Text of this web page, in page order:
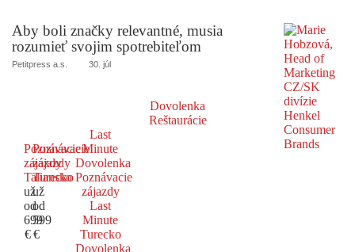
Aby boli značky relevantné, musia
rozumieť svojim spotrebiteľom
Petitpress a.s. 30. júl
Dovolenka
Reštaurácie
Poznávacie
zájazdy
Taliansko
už
od
699
€
Poznávacie
zájazdy
Turecko
už
od
599
€
Last
Minute
Dovolenka
Poznávacie
zájazdy
Last
Minute
Turecko
Dovolenka